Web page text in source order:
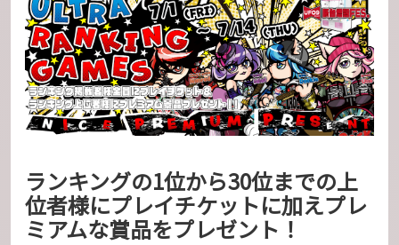
ランキングの1位から30位までの上
位者様にプレイチケットに加えプレ
ミアムな賞品をプレゼント！